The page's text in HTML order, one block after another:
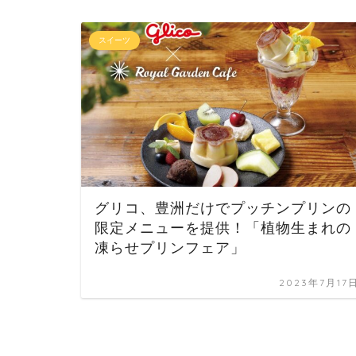
スイーツ
グリコ、豊洲だけでプッチンプリンの
限定メニューを提供！「植物生まれの
凍らせプリンフェア」
2023年7月17